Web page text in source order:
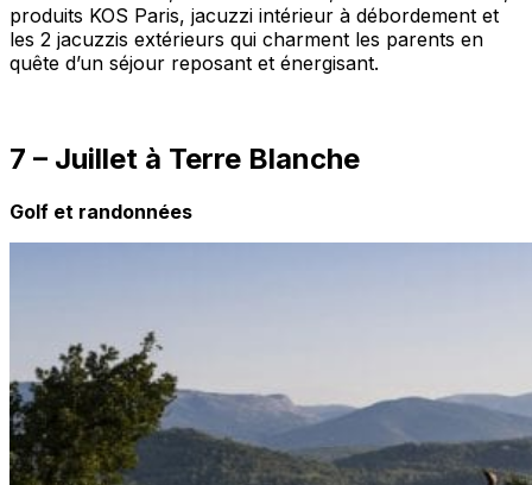
produits KOS Paris, jacuzzi intérieur à débordement et
les 2 jacuzzis extérieurs qui charment les parents en
quête d’un séjour reposant et énergisant.
7 – Juillet à Terre Blanche
Golf et randonnées